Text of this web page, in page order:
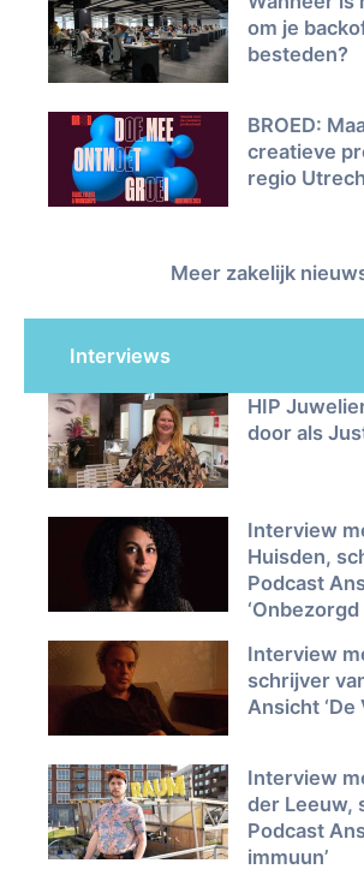
om je
besteden?
BROED:
creatieve
regio
Meer zakelijk
Interviews
HIP
door als
Interview
Huisden,
Podcast
Interview
schrijver
Ansicht ‘De
Interview
der Leeuw,
Podcast
immuun’